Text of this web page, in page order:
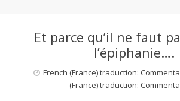
Et parce qu’il ne faut
l’épiphanie….
French (France) traduction:
(France) traduction: